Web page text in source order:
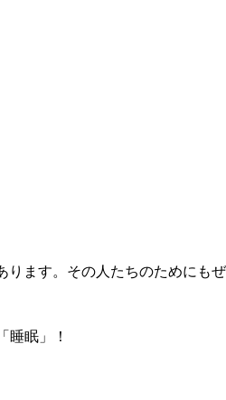
ります。その人たちのためにもぜ
眠」！